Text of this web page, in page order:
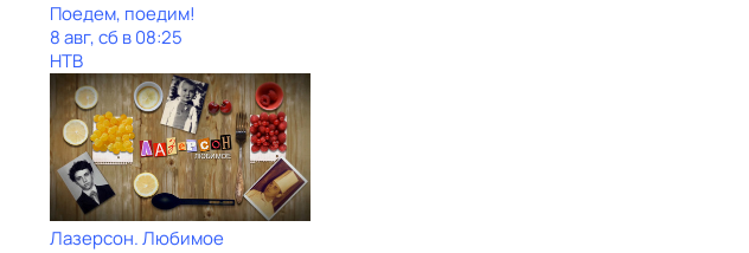
Поедем, поедим!
8 авг, сб в 08:25
НТВ
Лазерсон. Любимое